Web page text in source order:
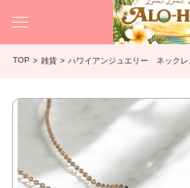
TOP 雑貨 ハワイアンジュエリー ネック